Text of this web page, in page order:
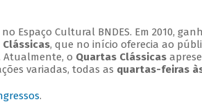
Espaço Cultural BNDES. Em 2010,
, que no início oferecia ao
Atualmente, o Quartas Clássicas
variadas, todas as quartas-feiras
.